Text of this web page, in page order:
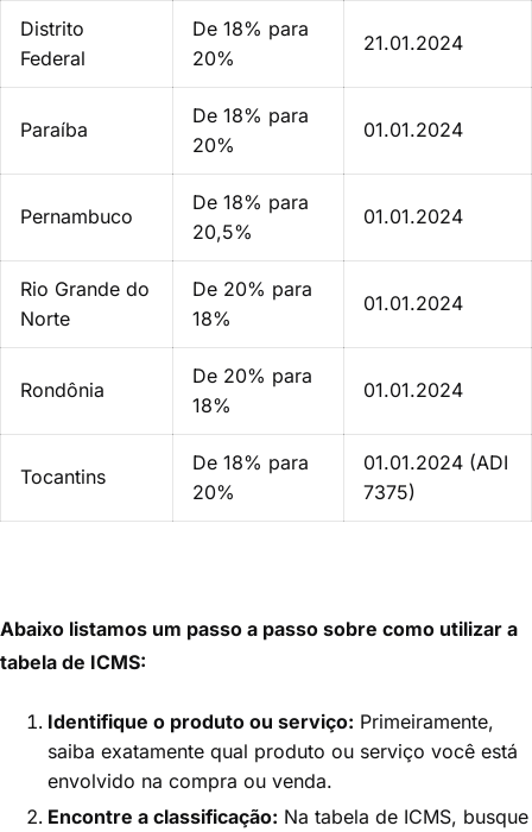
Distrito
Federal
De 18% para
20%
21.01.2024
Paraíba
De 18% para
20%
01.01.2024
Pernambuco
De 18% para
20,5%
01.01.2024
Rio Grande do
Norte
De 20% para
18%
01.01.2024
Rondônia
De 20% para
18%
01.01.2024
Tocantins
De 18% para
20%
01.01.2024 (ADI
7375)
Abaixo listamos um passo a passo sobre como utilizar a
tabela de ICMS:
Identifique o produto ou serviço: Primeiramente,
saiba exatamente qual produto ou serviço você está
envolvido na compra ou venda.
Encontre a classificação: Na tabela de ICMS, busque